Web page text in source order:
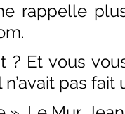
rappelle
? Et vous
n’avait pas